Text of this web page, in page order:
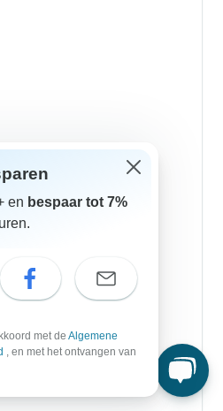
en bespaar tot 7%
met de Algemene
, en met het ontvangen van